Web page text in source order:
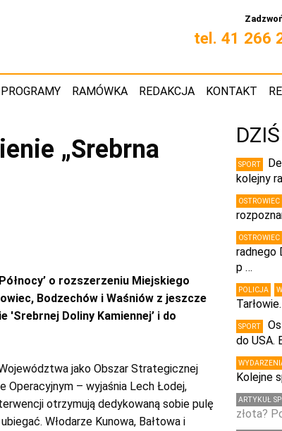
tel. 41 266
RAMÓWKA REDAKCJA KONTAKT
„Srebrna
o rozszerzeniu Miejskiego
Bodzechów i Waśniów z jeszcze
'Srebrnej Doliny Kamiennej’ i do
jako Obszar Strategicznej
Operacyjnym – wyjaśnia Lech Łodej,
otrzymują dedykowaną sobie pulę
Włodarze Kunowa, Bałtowa i
DZIŚ
SPORT
kolejny
OSTROWIEC
OSTROWIEC
radnego
p …
POLICJA
SPORT
do USA.
Kolejne
ARTYKUŁ
złota?